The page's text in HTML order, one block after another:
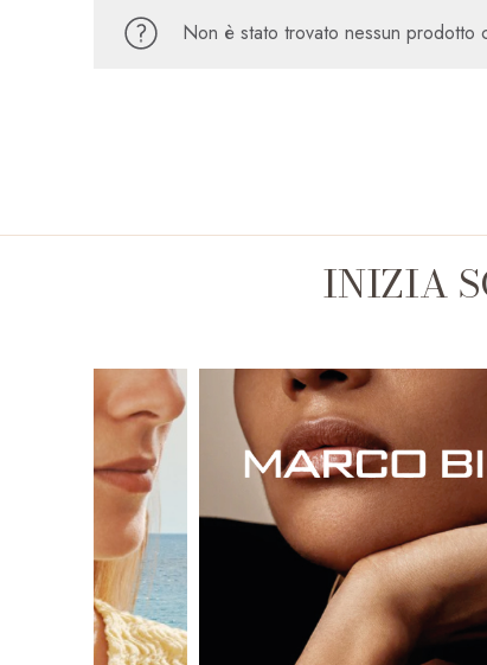
Non è stato trovato nessun prodotto
INIZIA